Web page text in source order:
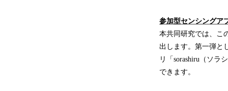
参加型センシングア
本共同研究では、こ
出します。第一弾と
リ「sorashiru（ソラ
できます。